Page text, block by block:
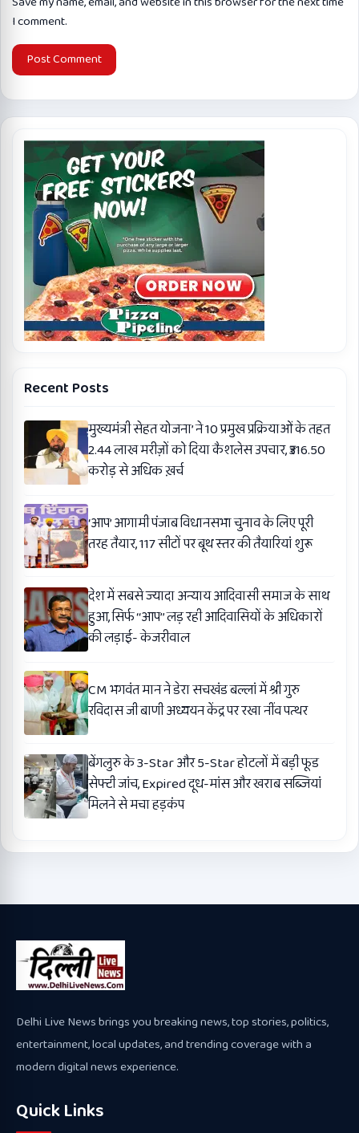
I comment.
Recent Posts
मुख्यमंत्री सेहत योजना’ ने 10 प्रमुख प्रक्रियाओं के तहत
2.44 लाख मरीज़ों को दिया कैशलेस उपचार, ₹316.50
करोड़ से अधिक ख़र्च
‘आप’ आगामी पंजाब विधानसभा चुनाव के लिए पूरी
तरह तैयार, 117 सीटों पर बूथ स्तर की तैयारियां शुरू
देश में सबसे ज्यादा अन्याय आदिवासी समाज के साथ
हुआ, सिर्फ ‘‘आप’’ लड़ रही आदिवासियों के अधिकारों
की लड़ाई- केजरीवाल
CM भगवंत मान ने डेरा सचखंड बल्लां में श्री गुरु
रविदास जी बाणी अध्ययन केंद्र पर रखा नींव पत्थर
बेंगलुरु के 3-Star और 5-Star होटलों में बड़ी फूड
सेफ्टी जांच, Expired दूध-मांस और खराब सब्जियां
मिलने से मचा हड़कंप
Delhi Live News brings you breaking news, top stories, politics,
entertainment, local updates, and trending coverage with a
modern digital news experience.
Quick Links